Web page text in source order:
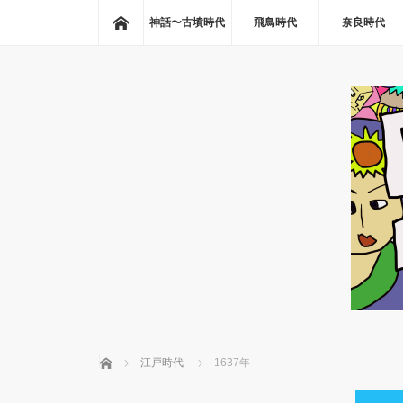
ホーム
神話〜古墳時代 飛鳥時代 奈良時代
ホーム 江戸時代 1637年